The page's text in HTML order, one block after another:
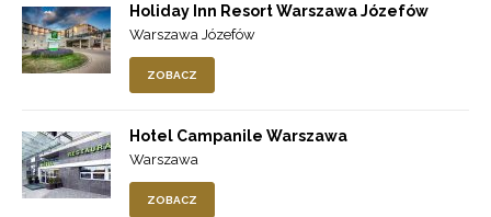
Holiday Inn Resort Warszawa Józefów
Warszawa Józefów
ZOBACZ
Hotel Campanile Warszawa
Warszawa
ZOBACZ